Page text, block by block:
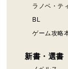
ラノベ・テ
BL
ゲーム攻略
新書・選書